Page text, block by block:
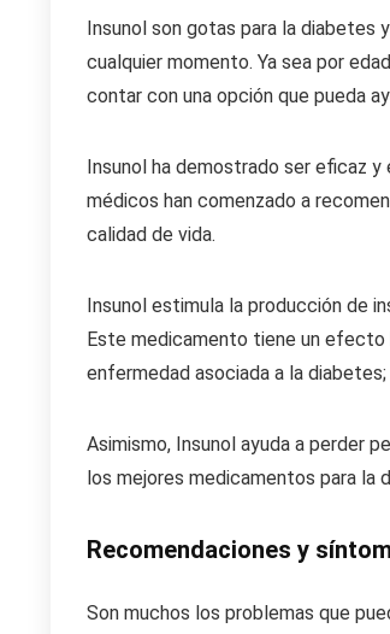
Insunol son gotas para la
cualquier momento. Ya sea por
contar con una opción que pueda
Insunol ha demostrado ser eficaz
médicos han comenzado a
calidad de vida.
Insunol estimula la producción de
Este medicamento tiene un efecto
enfermedad asociada a la
Asimismo, Insunol ayuda a perder
los mejores medicamentos para la
Recomendaciones y
Son muchos los problemas que